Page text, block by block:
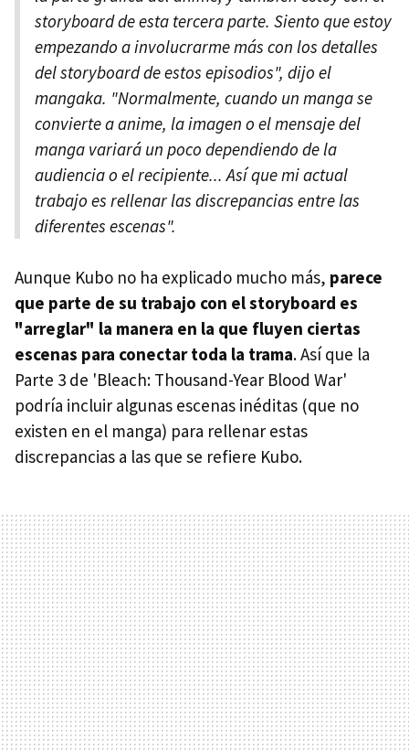
storyboard de esta tercera parte. Siento que estoy
empezando a involucrarme más con los detalles
del storyboard de estos episodios", dijo el
mangaka. "Normalmente, cuando un manga se
convierte a anime, la imagen o el mensaje del
manga variará un poco dependiendo de la
audiencia o el recipiente... Así que mi actual
trabajo es rellenar las discrepancias entre las
diferentes escenas".
Aunque Kubo no ha explicado mucho más, parece
que parte de su trabajo con el storyboard es
"arreglar" la manera en la que fluyen ciertas
escenas para conectar toda la trama. Así que la
Parte 3 de 'Bleach: Thousand-Year Blood War'
podría incluir algunas escenas inéditas (que no
existen en el manga) para rellenar estas
discrepancias a las que se refiere Kubo.